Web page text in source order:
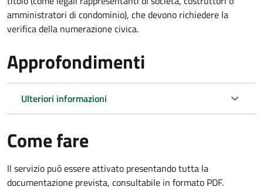
amministratori di condominio), che devono richiedere la
verifica della numerazione civica.
Approfondimenti
Ulteriori informazioni
Come fare
Il servizio può essere attivato presentando tutta la
documentazione prevista, consultabile in formato PDF.